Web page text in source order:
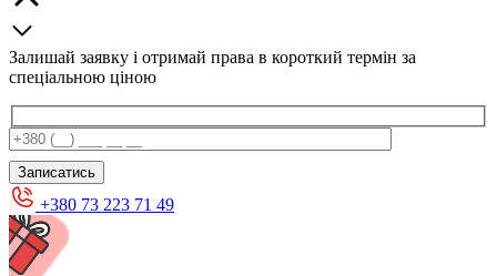
Залишай заявку і отримай права в короткий термін за
спеціальною ціною
+380 73 223 71 49